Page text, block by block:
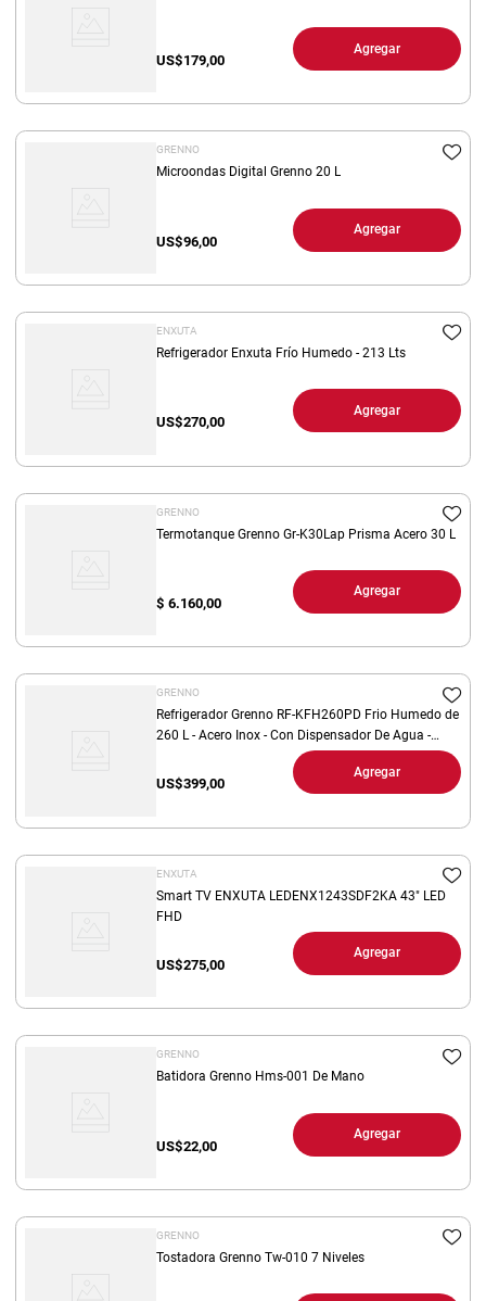
US$179,00
Agregar
GRENNO
Microondas Digital Grenno 20 L
US$96,00
Agregar
ENXUTA
Refrigerador Enxuta Frío Humedo - 213 Lts
US$270,00
Agregar
GRENNO
Termotanque Grenno Gr-K30Lap Prisma Acero 30 L
$ 6.160,00
Agregar
GRENNO
Refrigerador Grenno RF-KFH260PD Frio Humedo de
260 L - Acero Inox - Con Dispensador De Agua -
US$399,00
Agregar
ENXUTA
Smart TV ENXUTA LEDENX1243SDF2KA 43" LED
FHD
US$275,00
Agregar
GRENNO
Batidora Grenno Hms-001 De Mano
US$22,00
Agregar
GRENNO
Tostadora Grenno Tw-010 7 Niveles